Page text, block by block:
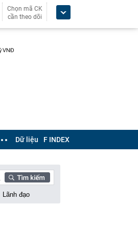
Chọn mã CK
cần theo dõi
Dữ liệu F INDEX
Lãnh đạo